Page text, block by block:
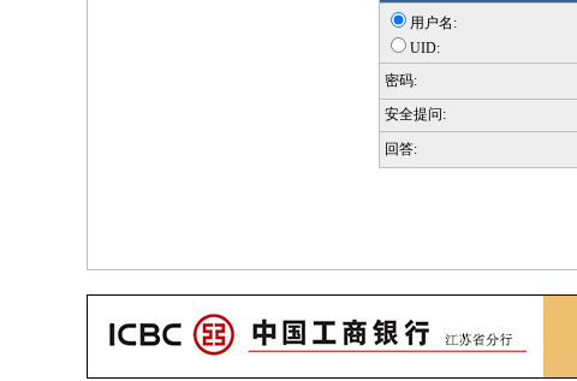
用户名:
UID:
密码:
安全提问:
回答: